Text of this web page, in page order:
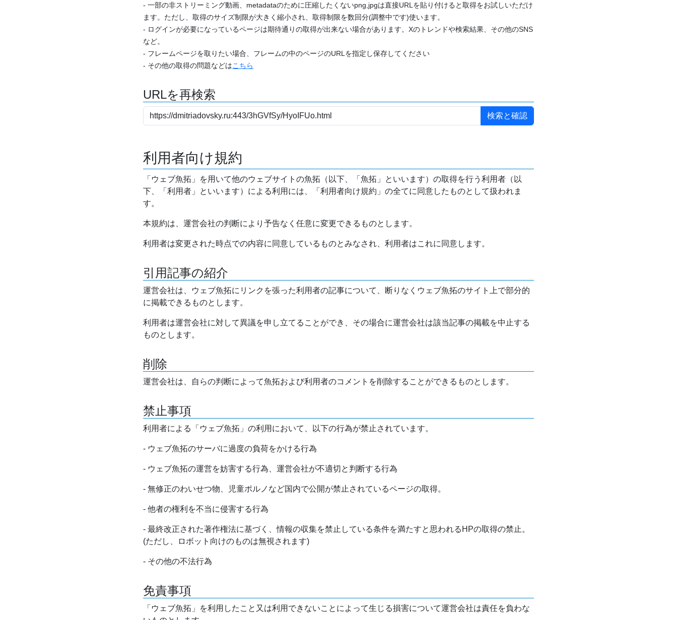
- 一部の非ストリーミング動画、metadataのために圧縮したくないpng,jpgは直接URLを貼り付けると取得をお試しいただけ
ます。ただし、取得のサイズ制限が大きく縮小され、取得制限を数回分(調整中です)使います。
- ログインが必要になっているページは期待通りの取得が出来ない場合があります。Xのトレンドや検索結果、その他のSNS
など。
- フレームページを取りたい場合、フレームの中のページのURLを指定し保存してください
- その他の取得の問題などはこちら
URLを再検索
利用者向け規約
「ウェブ魚拓」を用いて他のウェブサイトの魚拓（以下、「魚拓」といいます）の取得を行う利用者（以
下、「利用者」といいます）による利用には、「利用者向け規約」の全てに同意したものとして扱われま
す。
本規約は、運営会社の判断により予告なく任意に変更できるものとします。
利用者は変更された時点での内容に同意しているものとみなされ、利用者はこれに同意します。
引用記事の紹介
運営会社は、ウェブ魚拓にリンクを張った利用者の記事について、断りなくウェブ魚拓のサイト上で部分的
に掲載できるものとします。
利用者は運営会社に対して異議を申し立てることができ、その場合に運営会社は該当記事の掲載を中止する
ものとします。
削除
運営会社は、自らの判断によって魚拓および利用者のコメントを削除することができるものとします。
禁止事項
利用者による「ウェブ魚拓」の利用において、以下の行為が禁止されています。
- ウェブ魚拓のサーバに過度の負荷をかける行為
- ウェブ魚拓の運営を妨害する行為、運営会社が不適切と判断する行為
- 無修正のわいせつ物、児童ポルノなど国内で公開が禁止されているページの取得。
- 他者の権利を不当に侵害する行為
- 最終改正された著作権法に基づく、情報の収集を禁止している条件を満たすと思われるHPの取得の禁止。
(ただし、ロボット向けのものは無視されます)
- その他の不法行為
免責事項
「ウェブ魚拓」を利用したこと又は利用できないことによって生じる損害について運営会社は責任を負わな